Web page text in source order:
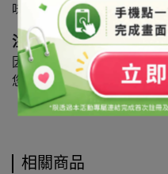
味噌、醬油、海帶、海苔、
注意事項
因涉及食品安全衛生管理
您
相關商品